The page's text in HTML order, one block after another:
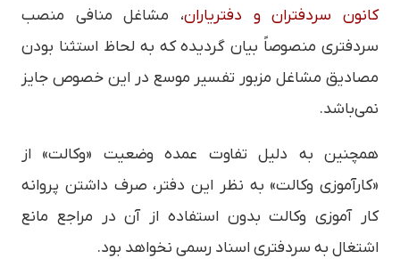
کانون سردفتران و دفتریاران، مشاغل منافی منصب
سردفتری منصوصاً بیان گردیده که به لحاظ استثنا بودن
مصادیق مشاغل مزبور تفسیر موسع در این خصوص جایز
نمی‌باشد.
همچنین به دلیل تفاوت عمده وضعیت «وکالت» از
«کارآموزی وکالت» به نظر این دفتر، صرف داشتن پروانه
کار آموزی وکالت بدون استفاده از آن در مراجع مانع
اشتغال به سردفتری اسناد رسمی نخواهد بود.